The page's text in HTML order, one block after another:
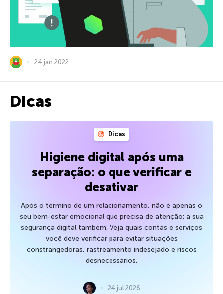
24 jan 2022
Dicas
Dicas
Higiene digital após uma
separação: o que verificar e
desativar
Após o término de um relacionamento, não é apenas o
seu bem-estar emocional que precisa de atenção: a sua
segurança digital também. Veja quais contas e serviços
você deve verificar para evitar situações
constrangedoras, rastreamento indesejado e riscos
desnecessários.
24 jul 2026